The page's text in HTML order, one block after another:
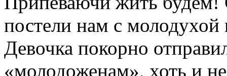
постели нам с молодухой
Девочка покорно
«молодоженам», хоть и